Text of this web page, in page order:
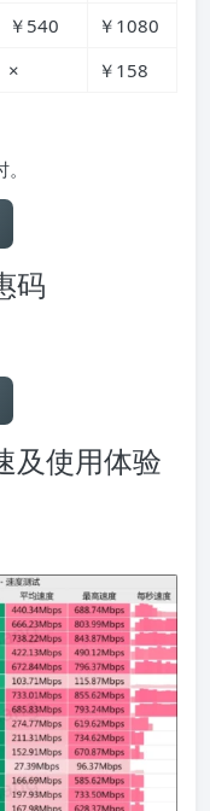
￥540
￥1080
× ￥158
码
及使用体验